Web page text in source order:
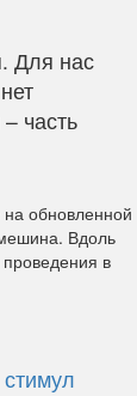
Для нас
часть
обновленной
Вдоль
в